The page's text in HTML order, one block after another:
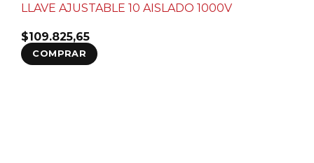
LLAVE AJUSTABLE 10 AISLADO 1000V
$109.825,65
COMPRAR